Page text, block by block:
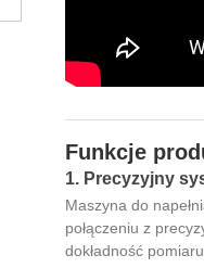
Funkcje
1. Precyzyjny
Maszyna do
połączeniu z
dokładność